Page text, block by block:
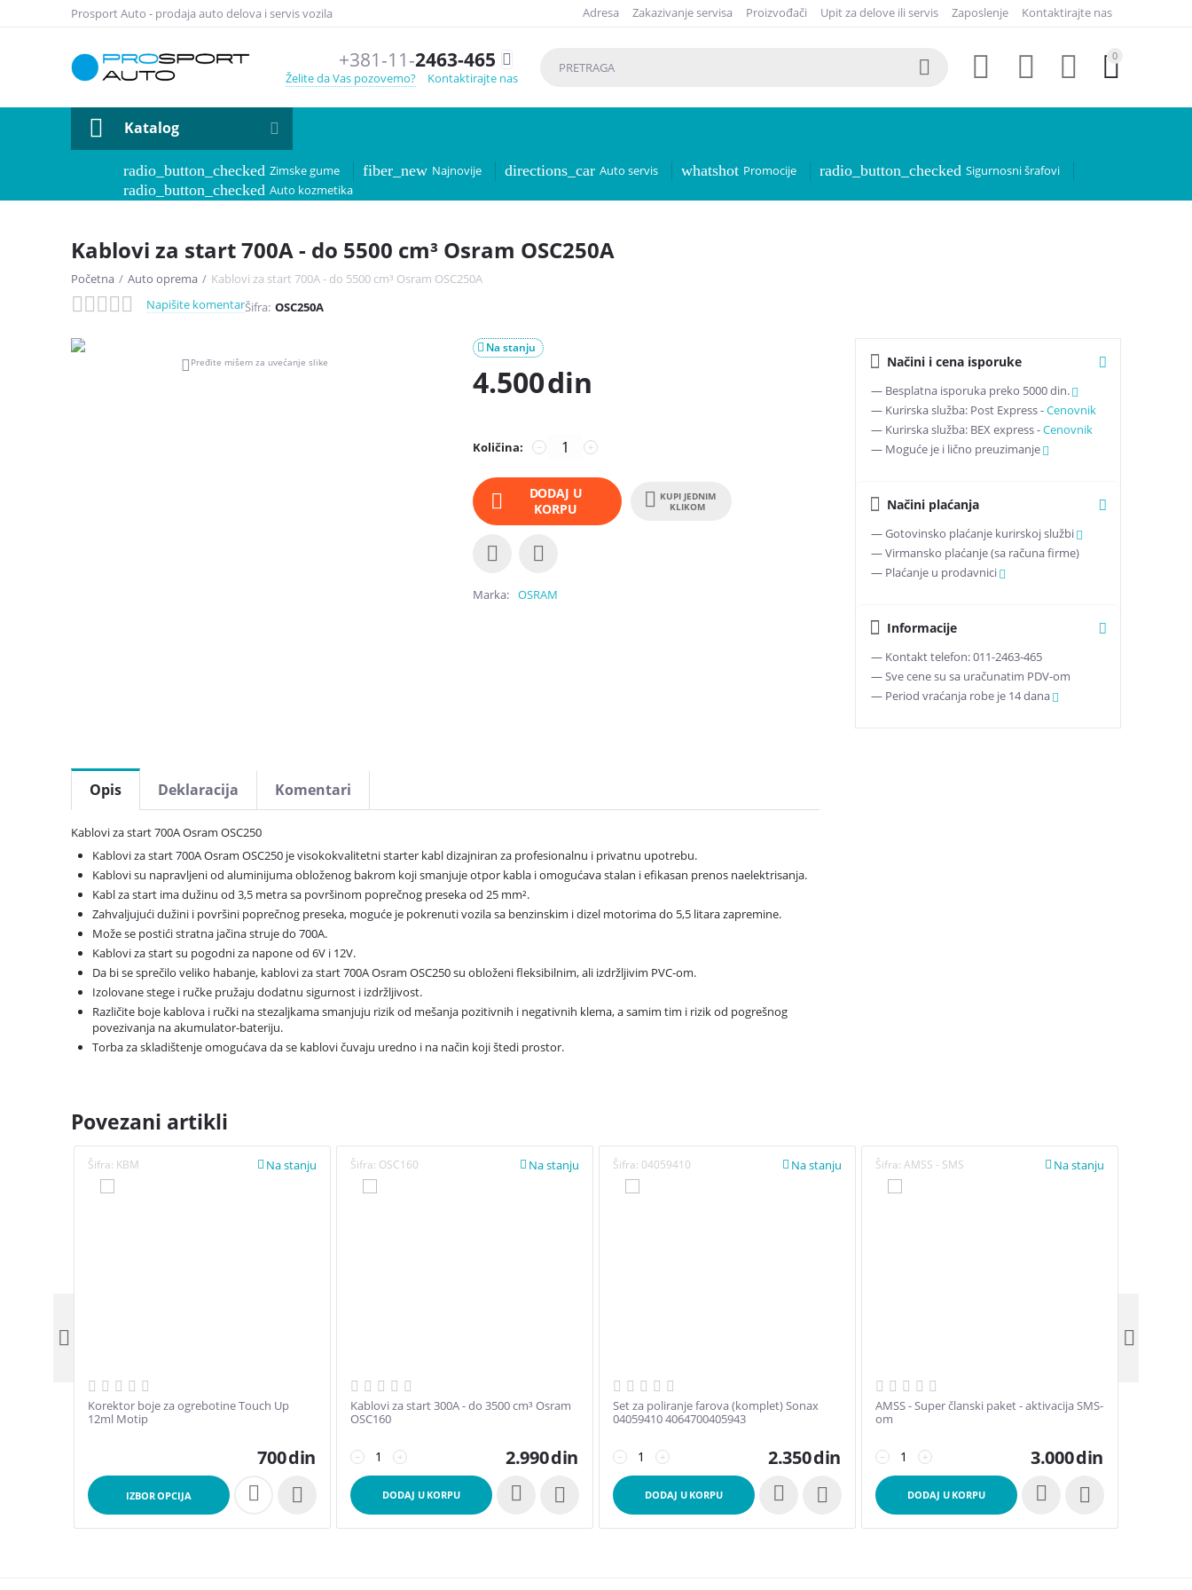
Prosport Auto - prodaja auto delova i servis vozila Adresa Zakazivanje servisa Proizvođači Upit za delove ili servis Zaposlenje Kontaktirajte nas
+381-11-2463-465 
Želite da Vas pozovemo? Kontaktirajte nas
0


 

Katalog
radio_button_checked Zimske gume fiber_new Najnovije directions_car Auto servis whatshot Promocije radio_button_checked Sigurnosni šrafovi
radio_button_checked Auto kozmetika
Kablovi za start 700A - do 5500 cm³ Osram OSC250A
Početna / Auto oprema / Kablovi za start 700A - do 5500 cm³ Osram OSC250A
Napišite komentarŠifra: OSC250A
 Pređite mišem za uvećanje slike
Na stanju

4.500din
Količina: +
−
DODAJ U
KORPU
KUPI JEDNIM
KLIKOM
Marka OSRAM
Načini i cena isporuke
— Besplatna isporuka preko 5000 din.
— Kurirska služba: Post Express -Cenovnik
— Kurirska služba: BEX express -Cenovnik
— Moguće je i lično preuzimanje
Načini plaćanja
— Gotovinsko plaćanje kurirskoj službi
— Virmansko plaćanje (sa računa firme)
— Plaćanje u prodavnici
Informacije
— Kontakt telefon: 011-2463-465
— Sve cene su sa uračunatim PDV-om
— Period vraćanja robe je 14 dana
Opis Deklaracija Komentari
Kablovi za start 700A Osram OSC250
Kablovi za start 700A Osram OSC250 je visokokvalitetni starter kabl dizajniran za profesionalnu i privatnu upotrebu.
Kablovi su napravljeni od aluminijuma obloženog bakrom koji smanjuje otpor kabla i omogućava stalan i efikasan prenos naelektrisanja.
Kabl za start ima dužinu od 3,5 metra sa površinom poprečnog preseka od 25 mm².
Zahvaljujući dužini i površini poprečnog preseka, moguće je pokrenuti vozila sa benzinskim i dizel motorima do 5,5 litara zapremine.
Može se postići stratna jačina struje do 700A.
Kablovi za start su pogodni za napone od 6V i 12V.
Da bi se sprečilo veliko habanje, kablovi za start 700A Osram OSC250 su obloženi fleksibilnim, ali izdržljivim PVC-om.
Izolovane stege i ručke pružaju dodatnu sigurnost i izdržljivost.
Različite boje kablova i ručki na stezaljkama smanjuju rizik od mešanja pozitivnih i negativnih klema, a samim tim i rizik od pogrešnog
povezivanja na akumulator-bateriju.
Torba za skladištenje omogućava da se kablovi čuvaju uredno i na način koji štedi prostor.
Povezani artikli
Šifra: KBM Na stanju

Korektor boje za ogrebotine Touch Up
12ml Motip
700din
IZBOR OPCIJA 
Šifra: OSC160 Na stanju

Kablovi za start 300A - do 3500 cm³ Osram
OSC160
+
− 2.990din
DODAJ U KORPU 
Šifra: 04059410 Na stanju

Set za poliranje farova (komplet) Sonax
04059410 4064700405943
+
− 2.350din
DODAJ U KORPU 
Šifra: AMSS - SMS Na stanju

AMSS - Super članski paket - aktivacija SMS-
om
+
− 3.000din
DODAJ U KORPU 
 